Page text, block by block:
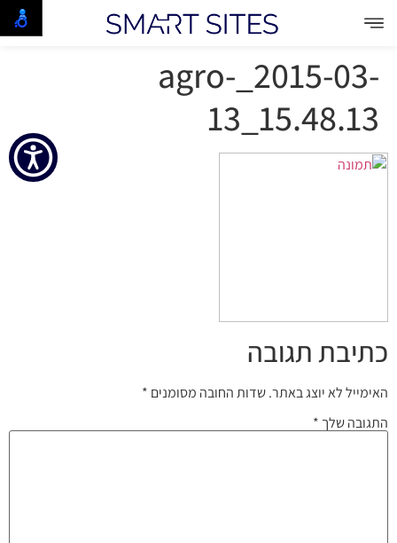
agro-_2015-03-
13_15.48.13
כתיבת תגובה
האימייל לא יוצג באתר.שדות החובה מסומנים *
התגובה שלך *